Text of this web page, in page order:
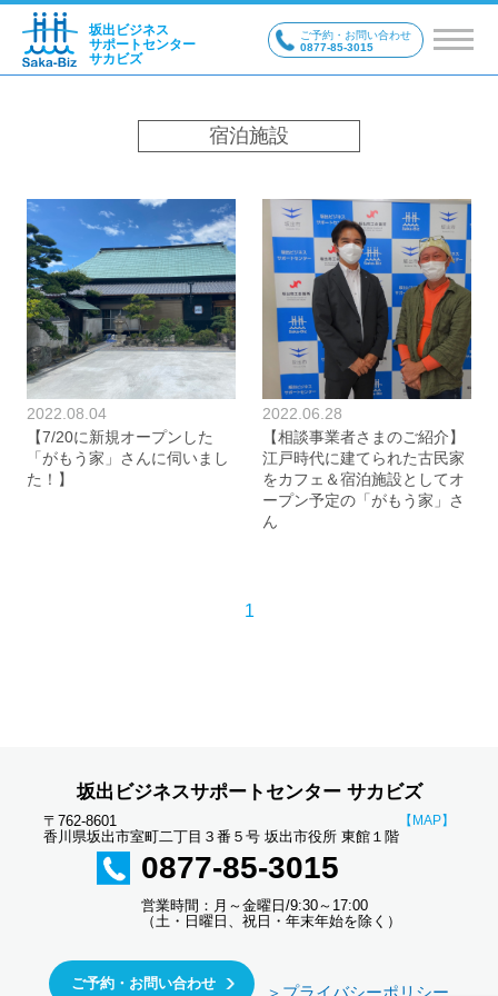
坂出ビジネス
サポートセンター
サカビズ
ご予約・お問い合わせ
0877-85-3015
宿泊施設
2022.08.04
【7/20に新規オープンした
「がもう家」さんに伺いまし
た！】
2022.06.28
【相談事業者さまのご紹介】
江戸時代に建てられた古民家
をカフェ＆宿泊施設としてオ
ープン予定の「がもう家」さ
ん
1
坂出ビジネスサポートセンター サカビズ
〒762-8601
香川県坂出市室町二丁目３番５号 坂出市役所 東館１階
【MAP】
0877-85-3015
営業時間：月～金曜日/9:30～17:00
（土・日曜日、祝日・年末年始を除く）
ご予約・お問い合わせ ＞プライバシーポリシー